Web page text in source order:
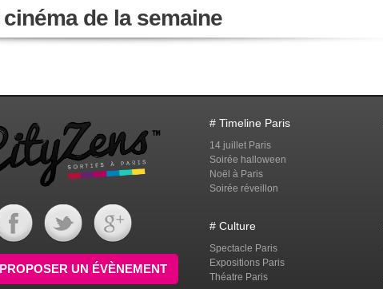
de la semaine
PROPOSER UN ÉVÈNEMENT
# Timeline Paris
14 juillet Paris
Soirée halloween
Noël à Paris
Soirée réveillon
# Culture
Spectacle Paris
Expositions Paris
Théatre Paris